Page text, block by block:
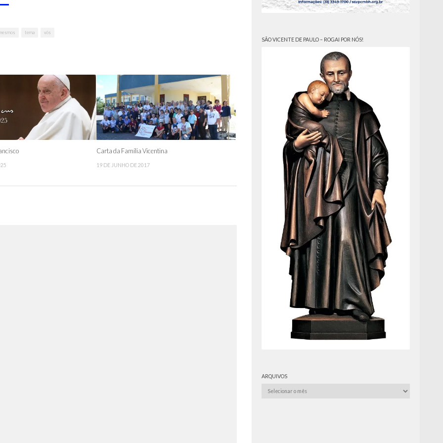
tema vós
Carta da Família Vicentina
19 DE JUNHO DE 2017
SÃO VICENTE DE PAULO – ROGAI POR NÓS!
ARQUIVOS
Arquivos